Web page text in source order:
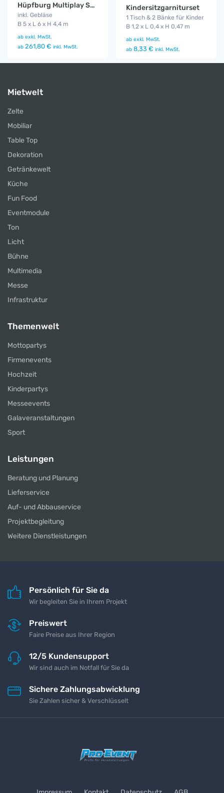
Hüpfburg Multiplay Safari
inkl. Gebläse
B 5 x L 6 x H 4,4 m
ab exkl. MwSt.
ab 261,80 € inkl. MwSt.
Kindersitzgarniturset
1 Tisch & 2 Bänke für Kinder
B 1,2 x L 0,4 x H 0,47 m
ab exkl. MwSt.
ab 8,33 € inkl. MwSt.
Mietwelt
Zelte
Mobiliar
Table Top
Dekoration
Getränkewelt
Küche
Fun Food
Eventmodule
Ton
Licht
Bühne
Multimedia
Messe
Infrastruktur
Themenwelt
Mottopartys
Firmenevents
Hochzeit
Kinderpartys
Messeevents
Galaveranstaltungen
Sport
Leistungen
Beratung und Planung
Lieferservice
Auf- und Abbauservice
Projektbegleitung
Weitere Dienstleistungen
Persönlich für Sie da
Wir begleiten Sie in Ihrem Projekt
Preiswert
Faire Preise aus Ihrer Region
12/5 Kundensupport
Wir sind auch im Notfall für Sie da
Sichere Zahlungsabwicklung
Sie Zahlen sicher & Verschlüsselt